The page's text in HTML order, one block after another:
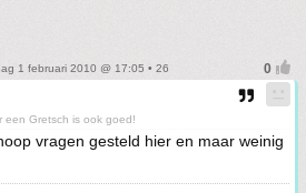
1 februari 2010 @ 17:05 • 26
een Gretsch is ook goed!
vragen gesteld hier en maar weinig